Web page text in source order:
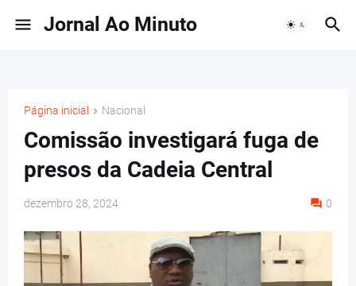
Jornal Ao Minuto
Página inicial Nacional
Comissão investigará fuga de
presos da Cadeia Central
dezembro 28, 2024 0